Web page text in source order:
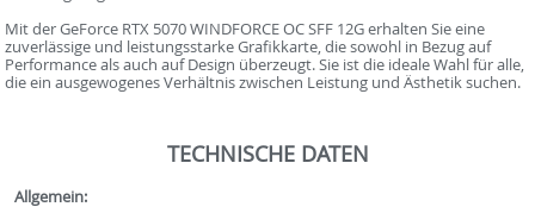
Mit der GeForce RTX 5070 WINDFORCE OC SFF 12G erhalten Sie eine
zuverlässige und leistungsstarke Grafikkarte, die sowohl in Bezug auf
Performance als auch auf Design überzeugt. Sie ist die ideale Wahl für alle,
die ein ausgewogenes Verhältnis zwischen Leistung und Ästhetik suchen.
TECHNISCHE DATEN
Allgemein: